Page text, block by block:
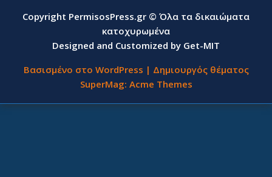
Copyright PermisosPress.gr © Όλα τα δικαιώματα
κατοχυρωμένα
Designed and Customized by Get-MIT
Βασισμένο στο WordPress | Δημιουργός θέματος
SuperMag: Acme Themes